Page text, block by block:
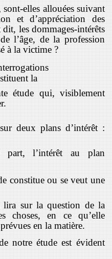
elles allouées suivant
et d’appréciation des
les dommages-intérêts
l’âge, de la profession
à la victime ?
la
étude qui, visiblement
deux plans d’intérêt :
part, l’intérêt au plan
constitue ou se veut une
lira sur la question de la
choses, en ce qu’elle
en la matière.
notre étude est évident